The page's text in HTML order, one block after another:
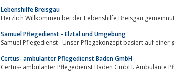
Lebenshilfe Breisgau
Herzlich Willkommen bei der Lebenshilfe Breisgau
Samuel Pflegedienst - Elztal und Umgebung
Certus- ambulanter Pflegedienst Baden GmbH
Certus- ambulanter Pflegedienst Baden GmbH. Ambulante